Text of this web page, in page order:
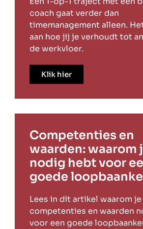
coach gaat verder dan
timemanagement alleen.
aan hoe jij je verhoudt tot
de werkvloer.
Klik hier
Competenties en
waarden: waarom
nodig hebt voor
goede
Lees in dit artikel waarom je
competenties en waarden
voor een goede